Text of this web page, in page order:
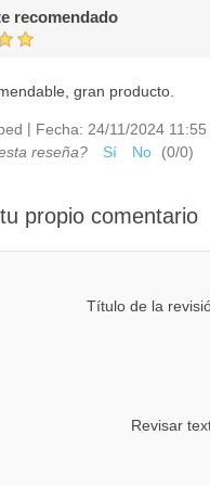
recomendado
gran producto.
| Fecha: 24/11/2024 11:55
reseña?
Sí No (0/0)
propio comentario
Título de la
Revisar